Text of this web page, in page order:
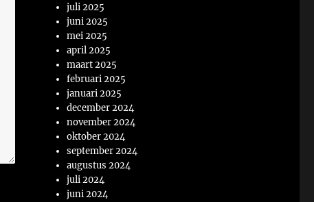
juli 2025
juni 2025
mei 2025
april 2025
maart 2025
februari 2025
januari 2025
december 2024
november 2024
oktober 2024
september 2024
augustus 2024
juli 2024
juni 2024